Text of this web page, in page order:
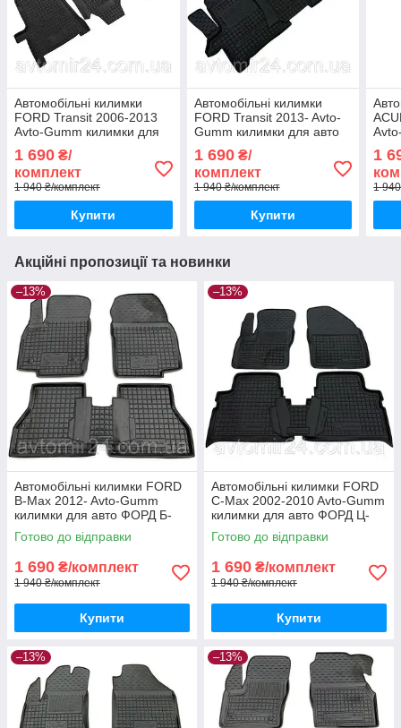
Автомобільні килимки
FORD Transit 2006-2013
Avto-Gumm килимки для
2013 Автогум
1 690 ₴/
комплект
1 940 ₴/комплект
Купити
Автомобільні килимки
FORD Transit 2013- Avto-
Gumm килимки для авто
Автогум
1 690₴/
комплект
1 940 ₴/комплект
Купити
1
1
Акційні пропозиції та новинки
–13%
Автомобільні килимки FORD
B-Max 2012- Avto-Gumm
килимки для авто ФОРД Б-
Макс 2012- Автогум
Готово до відправки
1 690 ₴/комплект
1 940 ₴/комплект
Купити
–13%
Автомобільні килимки FORD
C-Max 2002-2010 Avto-Gumm
килимки для авто ФОРД Ц-
Макс 2002-2010 Автогум
Готово до відправки
1 690 ₴/комплект
1 940 ₴/комплект
Купити
–13% –13%